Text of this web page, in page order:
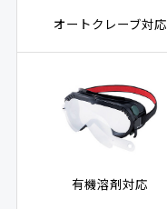
オートクレーブ対応
有機溶剤対応